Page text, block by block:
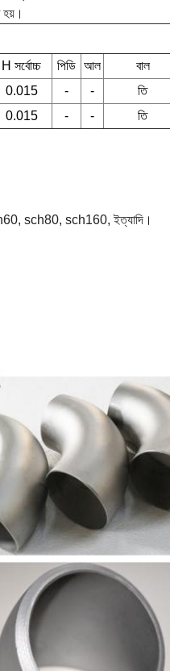
হয়।
H সর্বোচ্চ পিডি আল
বাল
0.015 - -
তি
0.015 - - তি
sch80, sch160, ইত্যাদি।